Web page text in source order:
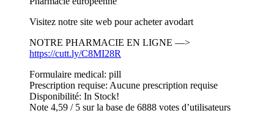
Visitez notre site web pour acheter avodart
NOTRE PHARMACIE EN LIGNE —>
https://cutt.ly/C8MI28R
Formulaire medical: pill
Prescription requise: Aucune prescription requise
Disponibilité: In Stock!
Note 4,59 / 5 sur la base de 6888 votes d’utilisateurs